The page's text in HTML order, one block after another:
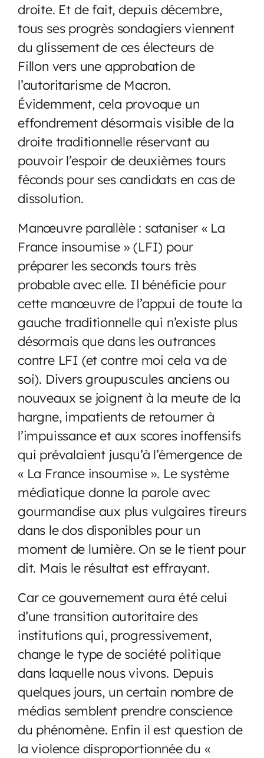
droite. Et de fait, depuis décembre,
tous ses progrès sondagiers viennent
du glissement de ces électeurs de
Fillon vers une approbation de
l’autoritarisme de Macron.
Évidemment, cela provoque un
effondrement désormais visible de la
droite traditionnelle réservant au
pouvoir l’espoir de deuxièmes tours
féconds pour ses candidats en cas de
dissolution.
Manœuvre parallèle : sataniser « La
France insoumise » (LFI) pour
préparer les seconds tours très
probable avec elle. Il bénéficie pour
cette manœuvre de l’appui de toute la
gauche traditionnelle qui n’existe plus
désormais que dans les outrances
contre LFI (et contre moi cela va de
soi). Divers groupuscules anciens ou
nouveaux se joignent à la meute de la
hargne, impatients de retourner à
l’impuissance et aux scores inoffensifs
qui prévalaient jusqu’à l’émergence de
« La France insoumise ». Le système
médiatique donne la parole avec
gourmandise aux plus vulgaires tireurs
dans le dos disponibles pour un
moment de lumière. On se le tient pour
dit. Mais le résultat est effrayant.
Car ce gouvernement aura été celui
d’une transition autoritaire des
institutions qui, progressivement,
change le type de société politique
dans laquelle nous vivons. Depuis
quelques jours, un certain nombre de
médias semblent prendre conscience
du phénomène. Enfin il est question de
la violence disproportionnée du «